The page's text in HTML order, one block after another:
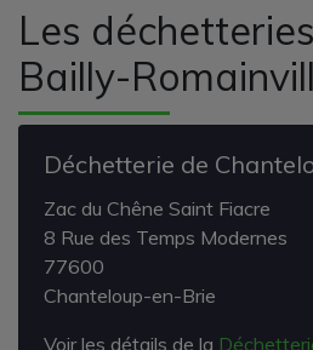
Les
Bailly-
Déchetterie de
Zac du Chêne Saint Fiacre
8 Rue des Temps Modernes
77600
Chanteloup-en-Brie
Voir les détails de la